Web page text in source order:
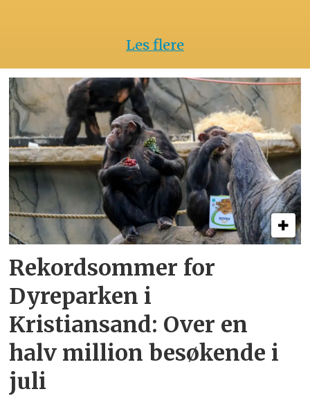
Les flere
Rekordsommer for
Dyreparken i
Kristiansand: Over en
halv million besøkende i
juli